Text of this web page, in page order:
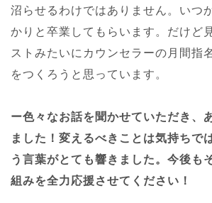
沼らせるわけではありません。いつ
かりと卒業してもらいます。だけど
ストみたいにカウンセラーの月間指
をつくろうと思っています。
ー色々なお話を聞かせていただき、
ました！変えるべきことは気持ちで
う言葉がとても響きました。今後も
組みを全力応援させてください！